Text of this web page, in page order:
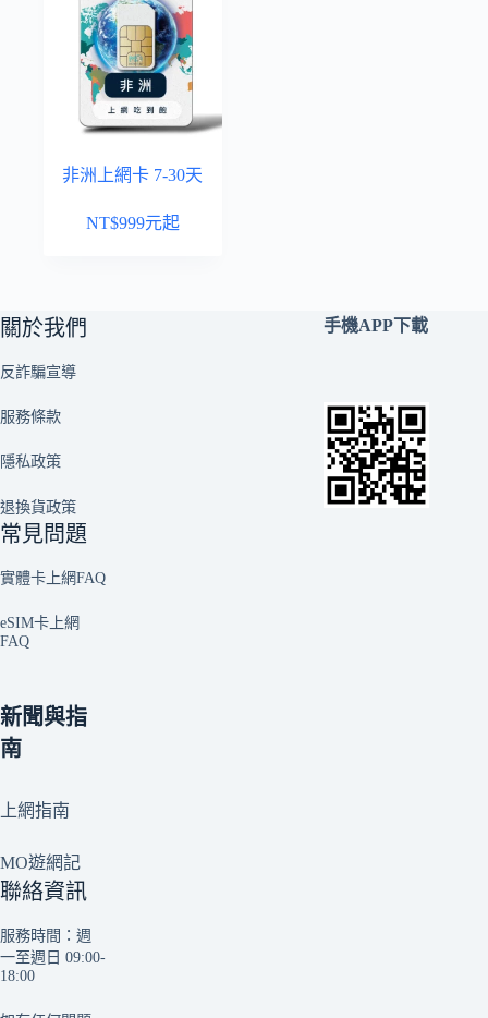
非洲上網卡 7-30天
NT$999元起
關於我們
反詐騙宣導
服務條款
隱私政策
退換貨政策
常見問題
實體卡上網FAQ
eSIM卡上網
FAQ
新聞與指
南
上網指南
MO遊網記
聯絡資訊
服務時間：週
一至週日 09:00-
18:00
手機APP下載